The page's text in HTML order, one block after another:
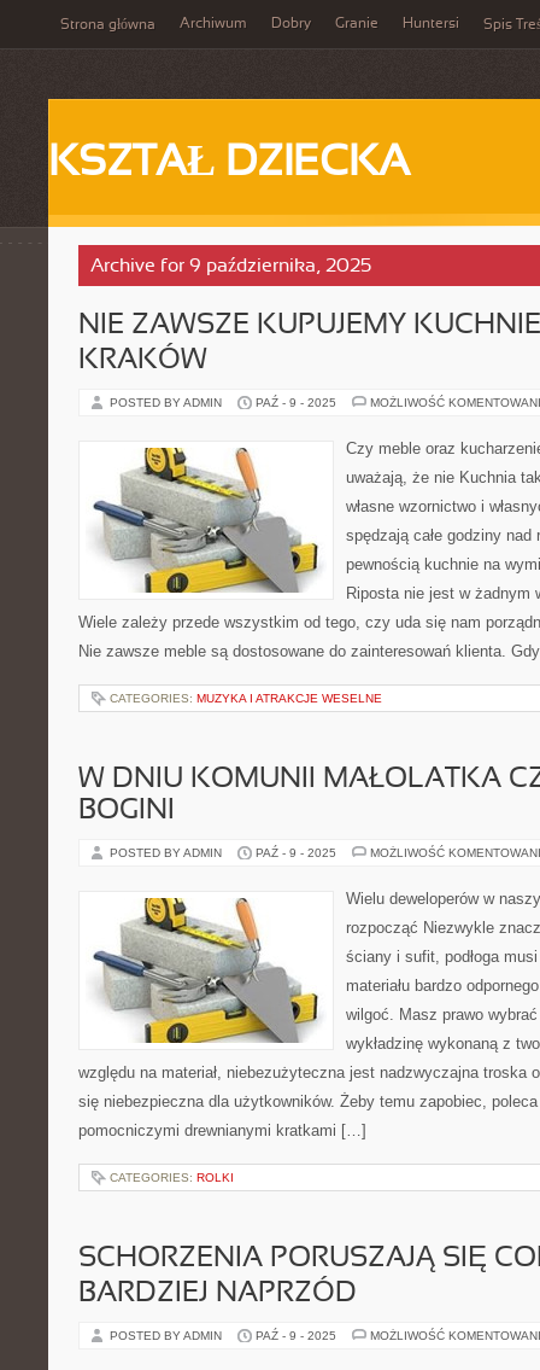
Strona główna Archiwum Dobry Granie Huntersi Spis
KSZTAŁ DZIECKA
Archive for 9 października, 2025
NIE ZAWSZE KUPUJEMY
KRAKÓW
POSTED BY ADMIN PAŹ - 9 - 2025 MOŻLIWOŚĆ
Czy meble oraz
uważają, że nie Kuchnia
własne wzornictwo i
spędzają całe godziny
pewnością kuchnie na
Riposta nie jest w żadnym
Wiele zależy przede wszystkim od tego, czy uda się nam
Nie zawsze meble są dostosowane do zainteresowań klienta.
CATEGORIES: MUZYKA I ATRAKCJE WESELNE
W DNIU KOMUNII MAŁOLATKA
BOGINI
POSTED BY ADMIN PAŹ - 9 - 2025 MOŻLIWOŚĆ
Wielu deweloperów w
rozpocząć Niezwykle
ściany i sufit, podłoga
materiału bardzo
wilgoć. Masz prawo
wykładzinę wykonaną z
względu na materiał, niebezużyteczna jest nadzwyczajna troska
się niebezpieczna dla użytkowników. Żeby temu zapobiec, poleca
pomocniczymi drewnianymi kratkami […]
CATEGORIES: ROLKI
SCHORZENIA PORUSZAJĄ SIĘ
BARDZIEJ NAPRZÓD
POSTED BY ADMIN PAŹ - 9 - 2025 MOŻLIWOŚĆ